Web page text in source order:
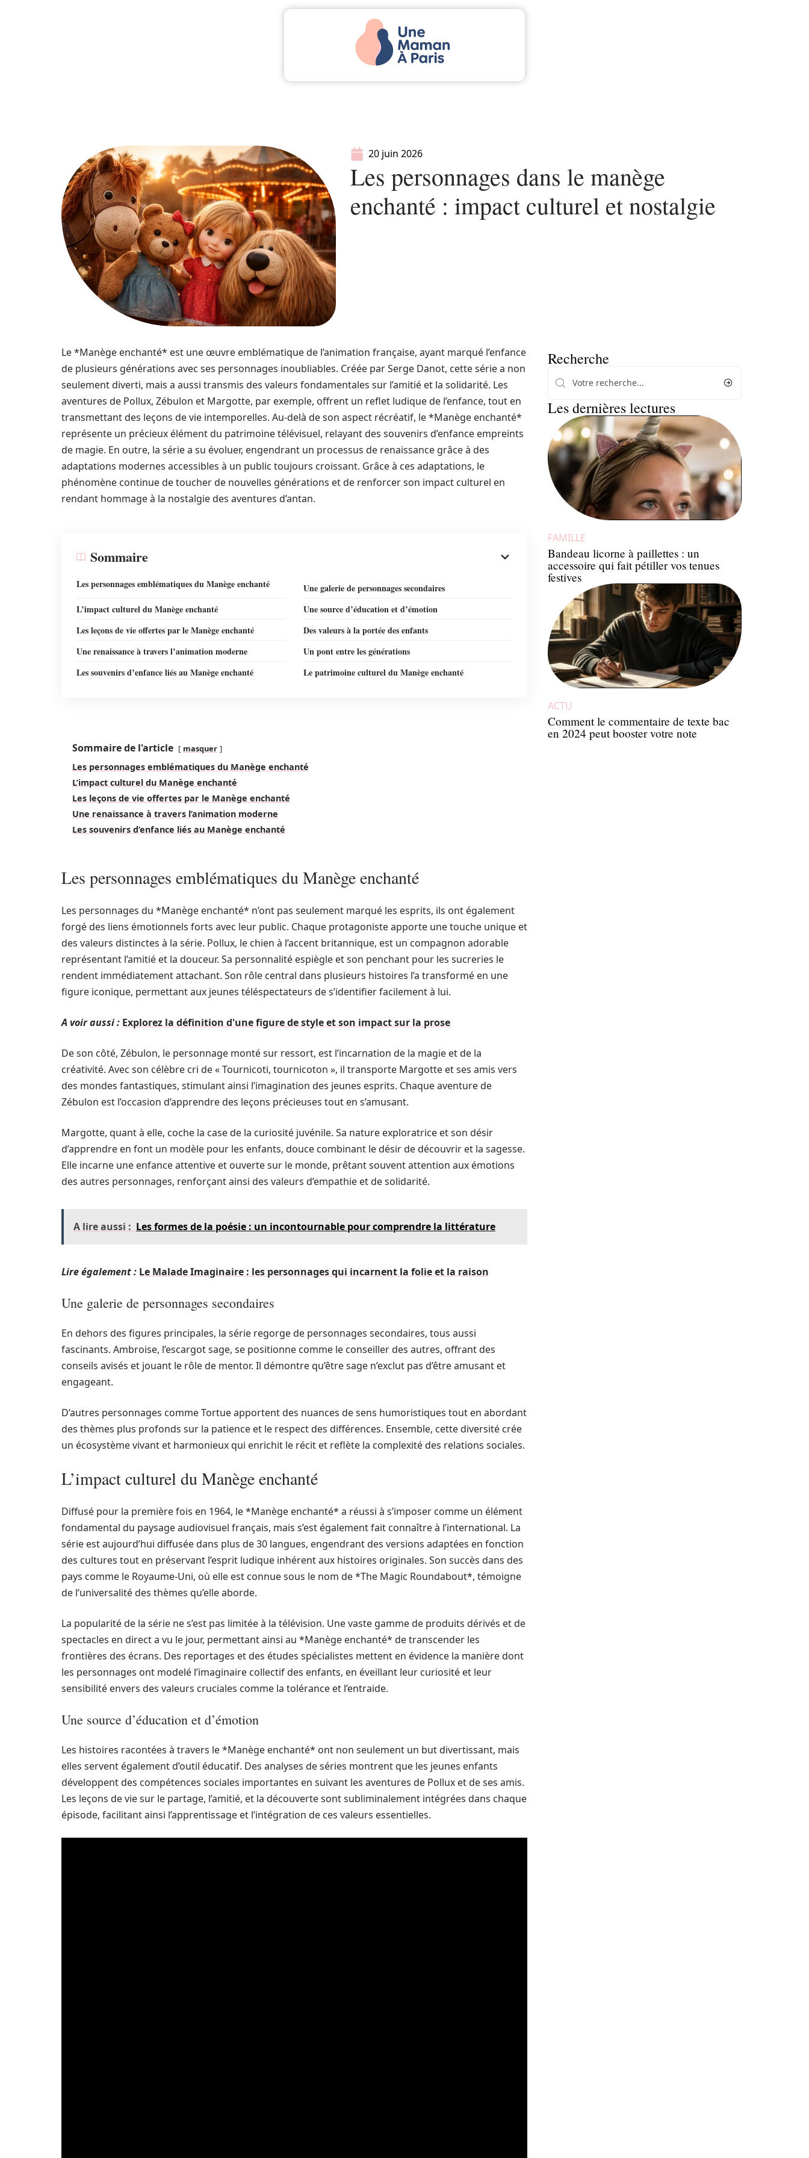
20 juin 2026
Les personnages dans le manège
enchanté : impact culturel et nostalgie
Le *Manège enchanté* est une œuvre emblématique de l’animation française, ayant marqué l’enfance
de plusieurs générations avec ses personnages inoubliables. Créée par Serge Danot, cette série a non
seulement diverti, mais a aussi transmis des valeurs fondamentales sur l’amitié et la solidarité. Les
aventures de Pollux, Zébulon et Margotte, par exemple, offrent un reflet ludique de l’enfance, tout en
transmettant des leçons de vie intemporelles. Au-delà de son aspect récréatif, le *Manège enchanté*
représente un précieux élément du patrimoine télévisuel, relayant des souvenirs d’enfance empreints
de magie. En outre, la série a su évoluer, engendrant un processus de renaissance grâce à des
adaptations modernes accessibles à un public toujours croissant. Grâce à ces adaptations, le
phénomène continue de toucher de nouvelles générations et de renforcer son impact culturel en
rendant hommage à la nostalgie des aventures d’antan.
Sommaire
Les personnages emblématiques du Manège enchanté
Une galerie de personnages secondaires
L’impact culturel du Manège enchanté
Une source d’éducation et d’émotion
Les leçons de vie offertes par le Manège enchanté
Des valeurs à la portée des enfants
Une renaissance à travers l’animation moderne
Un pont entre les générations
Les souvenirs d’enfance liés au Manège enchanté
Le patrimoine culturel du Manège enchanté
Sommaire de l'article masquer
Les personnages emblématiques du Manège enchanté
L’impact culturel du Manège enchanté
Les leçons de vie offertes par le Manège enchanté
Une renaissance à travers l’animation moderne
Les souvenirs d’enfance liés au Manège enchanté
Les personnages emblématiques du Manège enchanté
Les personnages du *Manège enchanté* n’ont pas seulement marqué les esprits, ils ont également
forgé des liens émotionnels forts avec leur public. Chaque protagoniste apporte une touche unique et
des valeurs distinctes à la série. Pollux, le chien à l’accent britannique, est un compagnon adorable
représentant l’amitié et la douceur. Sa personnalité espiègle et son penchant pour les sucreries le
rendent immédiatement attachant. Son rôle central dans plusieurs histoires l’a transformé en une
figure iconique, permettant aux jeunes téléspectateurs de s’identifier facilement à lui.
A voir aussi : Explorez la définition d'une figure de style et son impact sur la prose
De son côté, Zébulon, le personnage monté sur ressort, est l’incarnation de la magie et de la
créativité. Avec son célèbre cri de « Tournicoti, tournicoton », il transporte Margotte et ses amis vers
des mondes fantastiques, stimulant ainsi l’imagination des jeunes esprits. Chaque aventure de
Zébulon est l’occasion d’apprendre des leçons précieuses tout en s’amusant.
Margotte, quant à elle, coche la case de la curiosité juvénile. Sa nature exploratrice et son désir
d’apprendre en font un modèle pour les enfants, douce combinant le désir de découvrir et la sagesse.
Elle incarne une enfance attentive et ouverte sur le monde, prêtant souvent attention aux émotions
des autres personnages, renforçant ainsi des valeurs d’empathie et de solidarité.
A lire aussi : Les formes de la poésie : un incontournable pour comprendre la littérature
Lire également : Le Malade Imaginaire : les personnages qui incarnent la folie et la raison
Une galerie de personnages secondaires
En dehors des figures principales, la série regorge de personnages secondaires, tous aussi
fascinants. Ambroise, l’escargot sage, se positionne comme le conseiller des autres, offrant des
conseils avisés et jouant le rôle de mentor. Il démontre qu’être sage n’exclut pas d’être amusant et
engageant.
D’autres personnages comme Tortue apportent des nuances de sens humoristiques tout en abordant
des thèmes plus profonds sur la patience et le respect des différences. Ensemble, cette diversité crée
un écosystème vivant et harmonieux qui enrichit le récit et reflète la complexité des relations sociales.
L’impact culturel du Manège enchanté
Diffusé pour la première fois en 1964, le *Manège enchanté* a réussi à s’imposer comme un élément
fondamental du paysage audiovisuel français, mais s’est également fait connaître à l’international. La
série est aujourd’hui diffusée dans plus de 30 langues, engendrant des versions adaptées en fonction
des cultures tout en préservant l’esprit ludique inhérent aux histoires originales. Son succès dans des
pays comme le Royaume-Uni, où elle est connue sous le nom de *The Magic Roundabout*, témoigne
de l’universalité des thèmes qu’elle aborde.
La popularité de la série ne s’est pas limitée à la télévision. Une vaste gamme de produits dérivés et de
spectacles en direct a vu le jour, permettant ainsi au *Manège enchanté* de transcender les
frontières des écrans. Des reportages et des études spécialistes mettent en évidence la manière dont
les personnages ont modelé l’imaginaire collectif des enfants, en éveillant leur curiosité et leur
sensibilité envers des valeurs cruciales comme la tolérance et l’entraide.
Une source d’éducation et d’émotion
Les histoires racontées à travers le *Manège enchanté* ont non seulement un but divertissant, mais
elles servent également d’outil éducatif. Des analyses de séries montrent que les jeunes enfants
développent des compétences sociales importantes en suivant les aventures de Pollux et de ses amis.
Les leçons de vie sur le partage, l’amitié, et la découverte sont subliminalement intégrées dans chaque
épisode, facilitant ainsi l’apprentissage et l’intégration de ces valeurs essentielles.
Recherche
Les dernières lectures
FAMILLE
Bandeau licorne à paillettes : un
accessoire qui fait pétiller vos tenues
festives
ACTU
Comment le commentaire de texte bac
en 2024 peut booster votre note